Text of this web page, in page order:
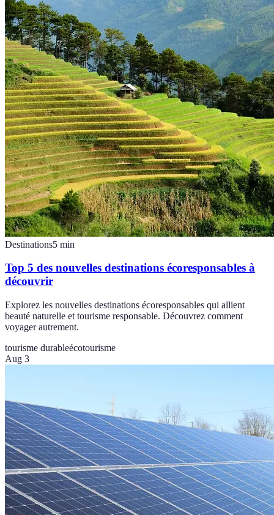
Destinations5 min
Top 5 des nouvelles destinations écoresponsables à
découvrir
Explorez les nouvelles destinations écoresponsables qui allient
beauté naturelle et tourisme responsable. Découvrez comment
voyager autrement.
tourisme durableécotourisme
Aug 3